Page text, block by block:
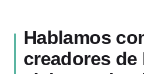
Hablamos
creadores de